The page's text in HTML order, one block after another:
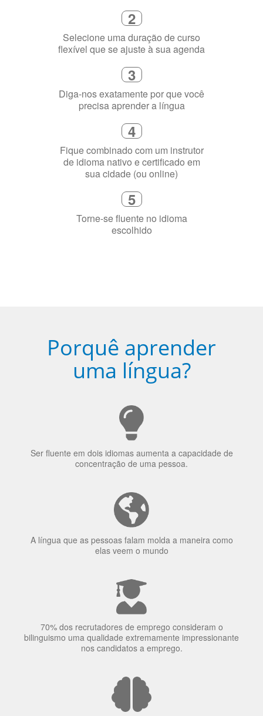
2
Selecione uma duração de curso
flexível que se ajuste à sua agenda
3
Diga-nos exatamente por que você
precisa aprender a língua
4
Fique combinado com um instrutor
de idioma nativo e certificado em
sua cidade (ou online)
5
Torne-se fluente no idioma
escolhido
Porquê aprender
uma língua?
Ser fluente em dois idiomas aumenta a capacidade de
concentração de uma pessoa.
A língua que as pessoas falam molda a maneira como
elas veem o mundo
70% dos recrutadores de emprego consideram o
bilinguismo uma qualidade extremamente impressionante
nos candidatos a emprego.